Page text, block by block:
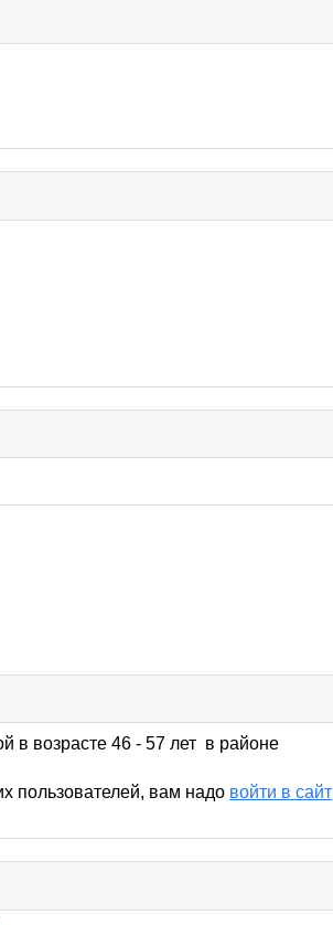
в возрасте 46 - 57 лет в районе
пользователей, вам надо войти в сайт